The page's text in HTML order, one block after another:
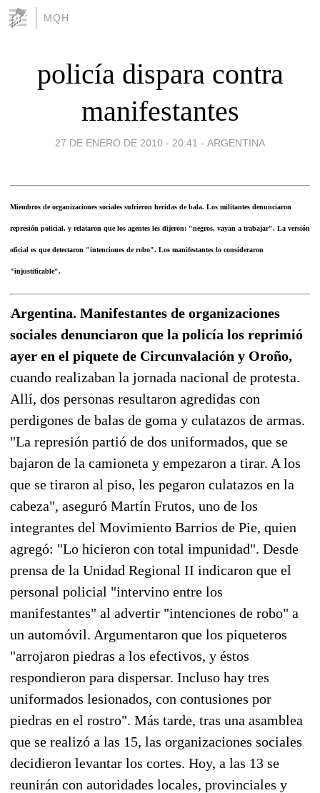
MQH
policía dispara contra
manifestantes
27 DE ENERO DE 2010 - 20:41 - ARGENTINA
Miembros de organizaciones sociales sufrieron heridas de bala. Los militantes denunciaron
represión policial, y relataron que los agentes les dijeron: "negros, vayan a trabajar". La versión
oficial es que detectaron "intenciones de robo". Los manifestantes lo consideraron
"injustificable".
Argentina. Manifestantes de organizaciones
sociales denunciaron que la policía los reprimió
ayer en el piquete de Circunvalación y Oroño,
cuando realizaban la jornada nacional de protesta.
Allí, dos personas resultaron agredidas con
perdigones de balas de goma y culatazos de armas.
"La represión partió de dos uniformados, que se
bajaron de la camioneta y empezaron a tirar. A los
que se tiraron al piso, les pegaron culatazos en la
cabeza", aseguró Martín Frutos, uno de los
integrantes del Movimiento Barrios de Pie, quien
agregó: "Lo hicieron con total impunidad". Desde
prensa de la Unidad Regional II indicaron que el
personal policial "intervino entre los
manifestantes" al advertir "intenciones de robo" a
un automóvil. Argumentaron que los piqueteros
"arrojaron piedras a los efectivos, y éstos
respondieron para dispersar. Incluso hay tres
uniformados lesionados, con contusiones por
piedras en el rostro". Más tarde, tras una asamblea
que se realizó a las 15, las organizaciones sociales
decidieron levantar los cortes. Hoy, a las 13 se
reunirán con autoridades locales, provinciales y